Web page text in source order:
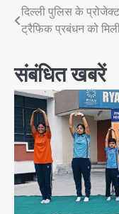
Post
navigation
दिल्ली पुलिस के
ट्रैफिक प्रबंधन को
संबंधित खबरें